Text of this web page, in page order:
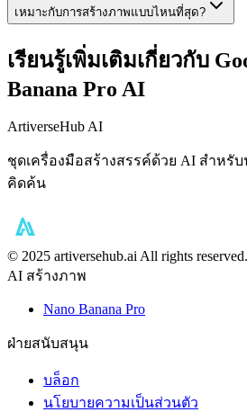
เหมาะกับการสร้างภาพแบบไหนที่สุด?
เรียนรู้เพิ่มเติมเกี่ยวกับ
Banana Pro AI
ArtiverseHub AI
ชุดเครื่องมือสร้างสรรค์ด้วย AI สำหรั
คิดค้น
©️ 2025 artiversehub.ai All rights reserved.
AI สร้างภาพ
Nano Banana Pro
ฝ่ายสนับสนุน
บล็อก
นโยบายความเป็นส่วนตัว